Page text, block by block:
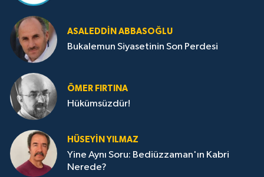
ASALEDDIN ABBASOĞLU
Bukalemun Siyasetinin Son Perdesi
ÖMER FIRTINA
Hükümsüzdür!
HÜSEYIN YILMAZ
Yine Aynı Soru: Bediüzzaman'ın Kabri
Nerede?